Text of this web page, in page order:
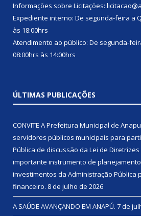
Informações sobre Licitações:
Expediente interno: De segunda-feira a
às 18:00hrs
Atendimento ao público: De segunda-
08:00hrs às 14:00hrs
ÚLTIMAS PUBLICAÇÕES
CONVITE A Prefeitura Municipal de
servidores públicos municipais para
Pública de discussão da Lei de Diretrizes
importante instrumento de
investimentos da Administração Pública
financeiro. 8 de julho de 2026
A SAÚDE AVANÇANDO EM ANAPÚ. 7 de